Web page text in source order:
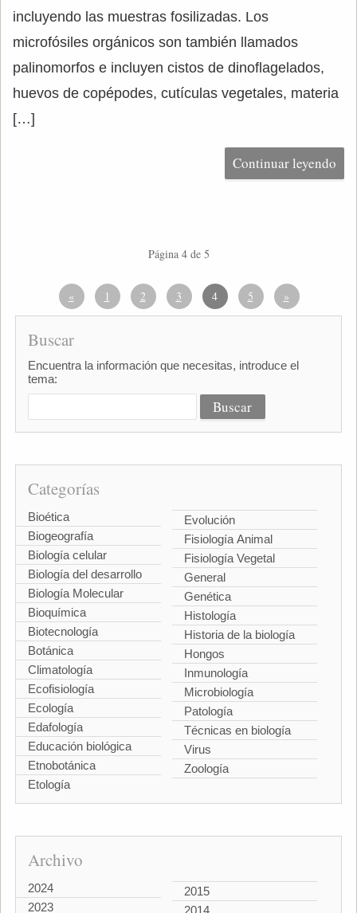
incluyendo las muestras fosilizadas. Los
microfósiles orgánicos son también llamados
palinomorfos e incluyen cistos de dinoflagelados,
huevos de copépodes, cutículas vegetales, materia
[…]
Continuar leyendo
Página 4 de 5
« 1 2 3 4 5 »
Buscar
Encuentra la información que necesitas, introduce el
tema:
Categorías
Bioética
Biogeografía
Biología celular
Biología del desarrollo
Biología Molecular
Bioquímica
Biotecnología
Botánica
Climatología
Ecofisiología
Ecología
Edafología
Educación biológica
Etnobotánica
Etología
Evolución
Fisiología Animal
Fisiología Vegetal
General
Genética
Histología
Historia de la biología
Hongos
Inmunología
Microbiología
Patología
Técnicas en biología
Virus
Zoología
Archivo
2024
2023
2015
2014